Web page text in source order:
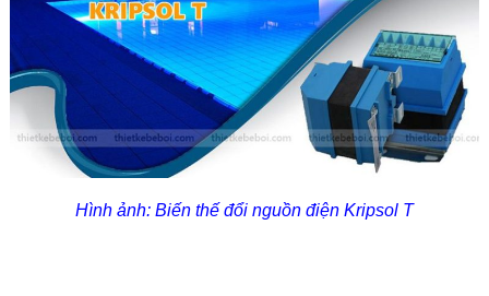
Hình ảnh: Biến thế đổi nguồn điện Kripsol T